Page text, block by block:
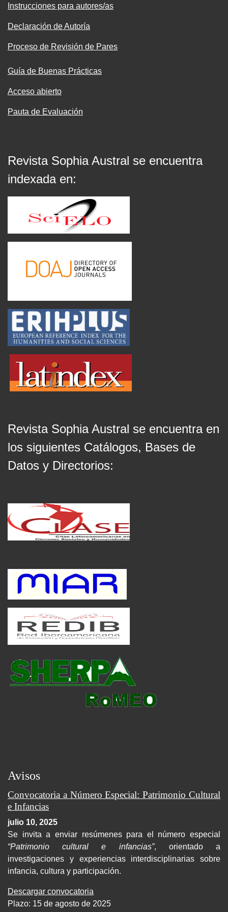
Instrucciones para autores/as
Declaración de Autoría
Proceso de Revisión de Pares
Guía de Buenas Prácticas
Acceso abierto
Pauta de Evaluación
Revista Sophia Austral se encuentra
indexada en:
Revista Sophia Austral se encuentra en
los siguientes Catálogos, Bases de
Datos y Directorios:
Avisos
Convocatoria a Número Especial: Patrimonio Cultural
e Infancias
julio 10, 2025
Se invita a enviar resúmenes para el número especial
“Patrimonio cultural e infancias”, orientado a
investigaciones y experiencias interdisciplinarias sobre
infancia, cultura y participación.
Descargar convocatoria
Plazo: 15 de agosto de 2025